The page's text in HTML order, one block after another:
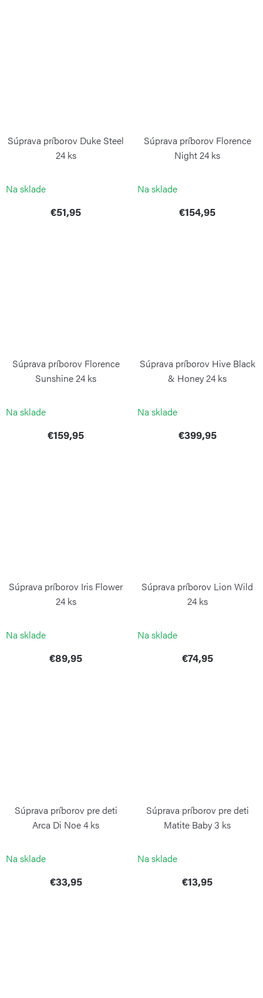
Súprava príborov Duke Steel
24 ks
Na sklade
€51,95
Súprava príborov Florence
Night 24 ks
Na sklade
€154,95
Súprava príborov Florence
Sunshine 24 ks
Na sklade
€159,95
Súprava príborov Hive Black
& Honey 24 ks
Na sklade
€399,95
Súprava príborov Iris Flower
24 ks
Na sklade
€89,95
Súprava príborov Lion Wild
24 ks
Na sklade
€74,95
Súprava príborov pre deti
Arca Di Noe 4 ks
Na sklade
€33,95
Súprava príborov pre deti
Matite Baby 3 ks
Na sklade
€13,95